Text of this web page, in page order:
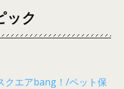
ック
クエアbang！/ペット保